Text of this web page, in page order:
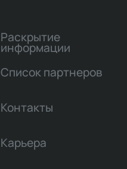
Раскрытие
информации
Список партнеров
Контакты
Карьера